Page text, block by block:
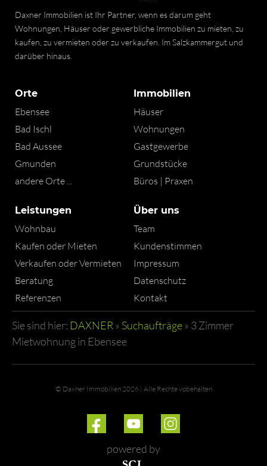
Daxner Immobilien ist Ihr Partner, wenn es darum geht
Wohnungen, Häuser oder gewerbliche Immobilien zu mieten, zu
kaufen, zu vermieten oder zu verkaufen. Im Salzkammergut und
darüber hinaus.
Orte
Ebensee
Bad Ischl
Bad Aussee
Gmunden
andere Orte ...
Immobilien
Häuser
Wohnungen
Gastgewerbe
Grundstücke
Büros | Praxen
Leistungen
Wohnbau
Kaufen oder Mieten
Verkaufen oder Vermieten
Beratung
Referenzen
Über uns
Team
Kundenstimmen
Impressum
Datenschutz
Kontakt
Sie sind hier: DAXNER » Suchaufträge» 3 Zimmer
Mietwohnung in Ebensee
© Daxner Immobilien 2026 | Alle Rechte vobehalten
powered by